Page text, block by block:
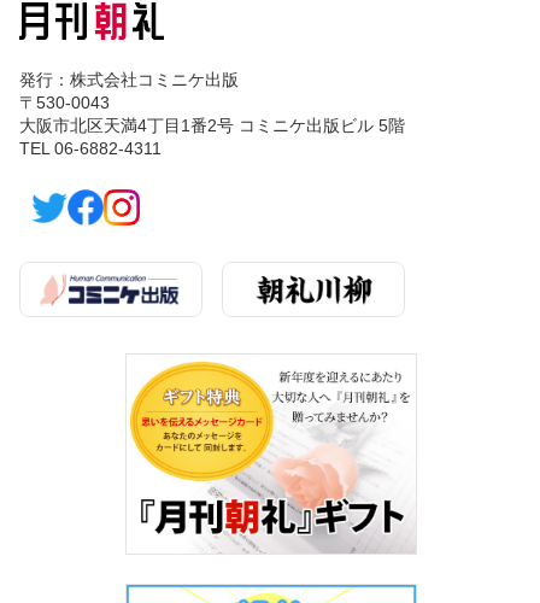
発行：株式会社コミニケ出版
〒530-0043
大阪市北区天満4丁目1番2号 コミニケ出版ビル 5階
TEL 06-6882-4311